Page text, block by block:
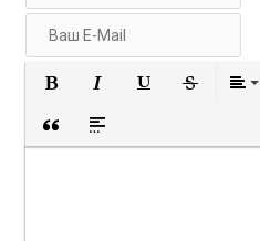
Вставка цитаты
Вставка спойлера